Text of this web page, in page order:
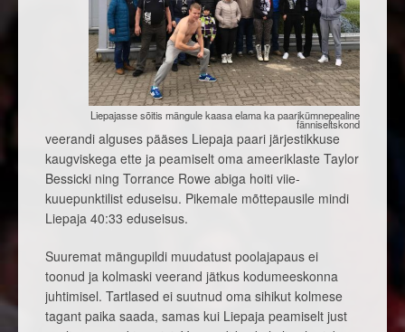
Liepajasse sõitis mängule kaasa elama ka paarikümnepealine
fänniseltskond
veerandi alguses pääses Liepaja paari järjestikkuse
kaugviskega ette ja peamiselt oma ameeriklaste Taylor
Bessicki ning Torrance Rowe abiga hoiti viie-
kuuepunktilist eduseisu. Pikemale mõttepausile mindi
Liepaja 40:33 eduseisus.
Suuremat mängupildi muudatust poolajapaus ei
toonud ja kolmaski veerand jätkus kodumeeskonna
juhtimisel. Tartlased ei suutnud oma sihikut kolmese
tagant paika saada, samas kui Liepaja peamiselt just